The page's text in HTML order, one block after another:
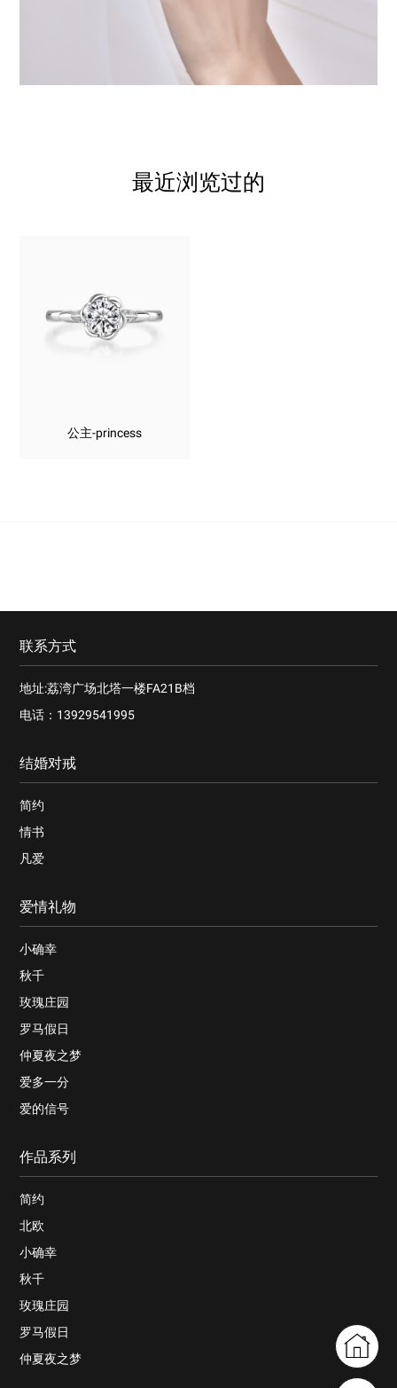
最近浏览过的
公主-princess
联系方式
地址:荔湾广场北塔一楼FA21B档
电话：13929541995
结婚对戒
简约
情书
凡爱
爱情礼物
小确幸
秋千
玫瑰庄园
罗马假日
仲夏夜之梦
爱多一分
爱的信号
作品系列
简约
北欧
小确幸
秋千
玫瑰庄园
罗马假日
仲夏夜之梦